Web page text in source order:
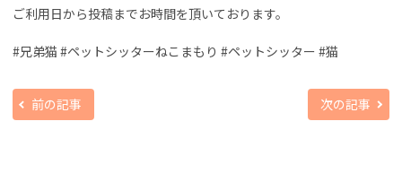
ご利用日から投稿までお時間を頂いております。
#兄弟猫 #ペットシッターねこまもり #ペットシッター #猫
前の記事 次の記事